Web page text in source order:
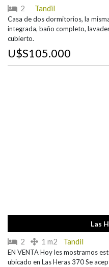
2 Tandil
Casa de dos dormitorios, la
integrada, baño completo,
cubierto.
U$S105.000
Las
2 1 m2 Tandil
EN VENTA Hoy les mostramos
ubicado en Las Heras 370 Se